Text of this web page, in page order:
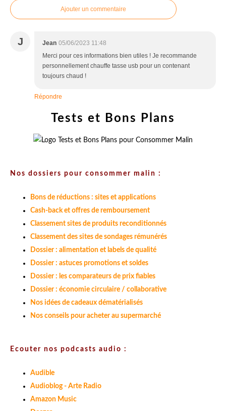
Ajouter un commentaire
J Jean 05/06/2023 11:48
Merci pour ces informations bien utiles ! Je recommande
personnellement chauffe tasse usb pour un contenant
toujours chaud !
Répondre
Tests et Bons Plans
Nos dossiers pour consommer malin :
Bons de réductions : sites et applications
Cash-back et offres de remboursement
Classement sites de produits reconditionnés
Classement des sites de sondages rémunérés
Dossier : alimentation et labels de qualité
Dossier : astuces promotions et soldes
Dossier : les comparateurs de prix fiables
Dossier : économie circulaire / collaborative
Nos idées de cadeaux dématérialisés
Nos conseils pour acheter au supermarché
Ecouter nos podcasts audio :
Audible
Audioblog - Arte Radio
Amazon Music